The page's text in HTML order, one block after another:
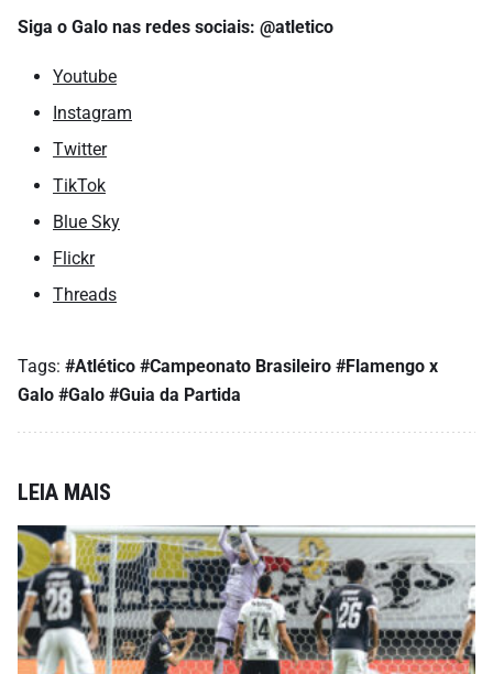
Siga o Galo nas redes sociais: @atletico
Youtube
Instagram
Twitter
TikTok
Blue Sky
Flickr
Threads
Tags: #Atlético #Campeonato Brasileiro #Flamengo x
Galo #Galo #Guia da Partida
LEIA MAIS